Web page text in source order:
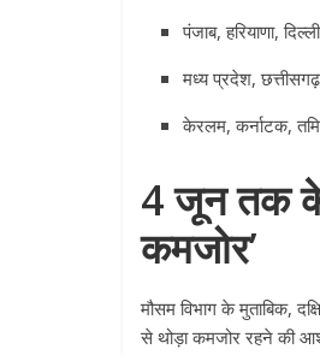
पंजाब, हरियाणा,
मध्य प्रदेश,
केरलम, कर्नाटक,
4 जून तक
कमजोर’
मौसम विभाग के मुताबिक,
से थोड़ा कमजोर रहने की